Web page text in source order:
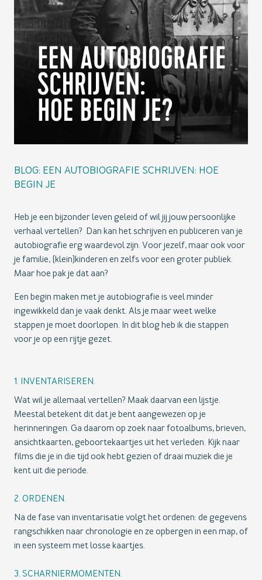
BLOG: EEN AUTOBIOGRAFIE SCHRIJVEN: HOE
BEGIN JE
Heb je een bijzonder leven geleid of wil jij jouw persoonlijke
verhaal vertellen? Dan kan het schrijven en publiceren van je
autobiografie erg waardevol zijn. Voor jezelf, maar ook voor
je familie, (klein)kinderen en zelfs voor een groter publiek.
Maar hoe pak je dat aan?
Een begin maken met je autobiografie is veel minder
ingewikkeld dan je vaak denkt. Als je maar weet welke
stappen je moet doorlopen. In dit blog heb ik die stappen
voor je op een rijtje gezet.
1. INVENTARISEREN.
Wat wil je allemaal vertellen? Maak daarvan een lijstje.
Meestal betekent dit dat je bent aangewezen op je
herinneringen. Ga daarom op zoek naar fotoalbums, brieven,
ansichtkaarten, geboortekaartjes uit het verleden. Kijk naar
films die je in die tijd ook hebt gezien of draai muziek die je
kent uit die periode.
2. ORDENEN.
Na de fase van inventarisatie volgt het ordenen: de gegevens
rangschikken naar chronologie en ze opbergen in een map, of
in een systeem met losse kaartjes.
3. SCHARNIERMOMENTEN.